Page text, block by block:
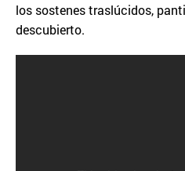
los sostenes traslúcidos,
descubierto.